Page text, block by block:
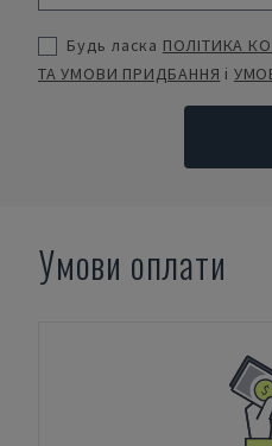
Будь ласка ПОЛІТИКА
ТА УМОВИ ПРИДБАННЯ і
Умови оплати